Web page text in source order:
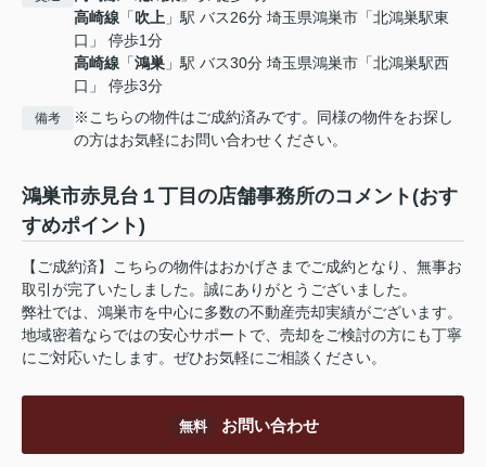
高崎線 「吹上 」駅 バス26分 埼玉県鴻巣市「北鴻巣駅東
口」 停歩1分
高崎線 「鴻巣 」駅 バス30分 埼玉県鴻巣市「北鴻巣駅西
口」 停歩3分
備考
※こちらの物件はご成約済みです。同様の物件をお探し
の方はお気軽にお問い合わせください。
鴻巣市赤見台１丁目の店舗事務所のコメント(おす
すめポイント)
【ご成約済】こちらの物件はおかげさまでご成約となり、無事お
取引が完了いたしました。誠にありがとうございました。
弊社では、鴻巣市を中心に多数の不動産売却実績がございます。
地域密着ならではの安心サポートで、売却をご検討の方にも丁寧
にご対応いたします。ぜひお気軽にご相談ください。
無料 お問い合わせ